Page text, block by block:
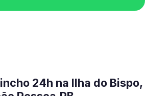
24h na Ilha do Bispo,